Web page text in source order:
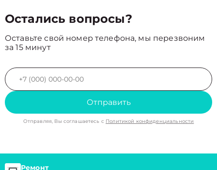
Остались вопросы?
Оставьте свой номер телефона, мы перезвоним
за 15 минут
Отправить
Отправляя, Вы соглашаетесь с Политикой конфиденциальности
Ремонт